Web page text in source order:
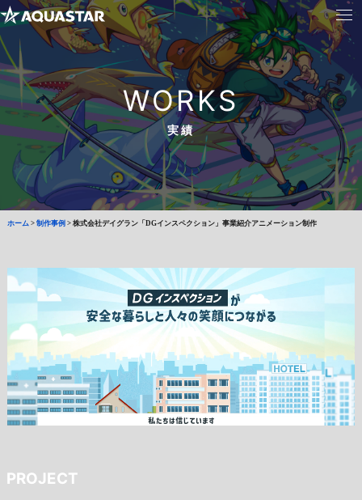
WORKS
実績
ホーム> 制作事例 > 株式会社デイグラン「DGインスペクション」事業紹介アニメーション制作
PROJECT